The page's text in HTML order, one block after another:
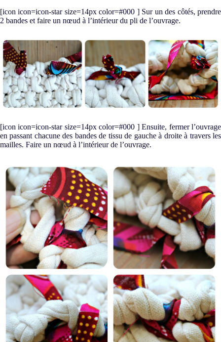
[icon icon=icon-star size=14px color=#000 ] Sur un des côtés, prendre
2 bandes et faire un nœud à l’intérieur du pli de l’ouvrage.
[icon icon=icon-star size=14px color=#000 ] Ensuite, fermer l’ouvrage
en passant chacune des bandes de tissu de gauche à droite à travers les
mailles. Faire un nœud à l’intérieur de l’ouvrage.